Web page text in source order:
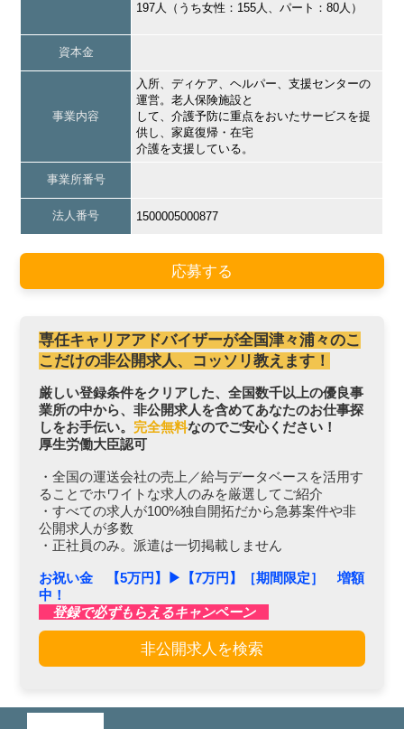
197人（うち女性：155人、パート：80人）
資本金
事業内容
入所、ディケア、ヘルパー、支援センターの
運営。老人保険施設と
して、介護予防に重点をおいたサービスを提
供し、家庭復帰・在宅
介護を支援している。
事業所番号
法人番号 1500005000877
応募する
専任キャリアアドバイザーが全国津々浦々のこ
こだけの非公開求人、コッソリ教えます！
厳しい登録条件をクリアした、全国数千以上の優良事
業所の中から、非公開求人を含めてあなたのお仕事探
しをお手伝い。 完全無料なのでご安心ください！
厚生労働大臣認可
・全国の運送会社の売上／給与データベースを活用す
ることでホワイトな求人のみを厳選してご紹介
・すべての求人が100%独自開拓だから急募案件や非
公開求人が多数
・正社員のみ。派遣は一切掲載しません
お祝い金 【5万円】▶︎【7万円】［期間限定］ 増額
中！
登録で必ずもらえるキャンペーン
非公開求人を検索